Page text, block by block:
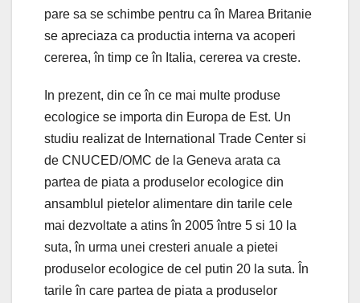
pare sa se schimbe pentru ca în Marea Britanie
se apreciaza ca productia interna va acoperi
cererea, în timp ce în Italia, cererea va creste.
In prezent, din ce în ce mai multe produse
ecologice se importa din Europa de Est. Un
studiu realizat de International Trade Center si
de CNUCED/OMC de la Geneva arata ca
partea de piata a produselor ecologice din
ansamblul pietelor alimentare din tarile cele
mai dezvoltate a atins în 2005 între 5 si 10 la
suta, în urma unei cresteri anuale a pietei
produselor ecologice de cel putin 20 la suta. În
tarile în care partea de piata a produselor